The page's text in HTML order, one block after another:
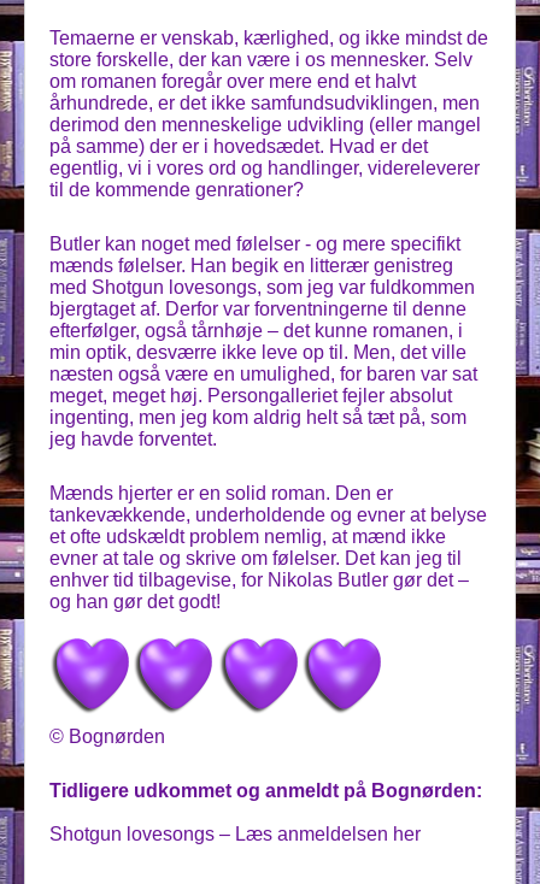
Temaerne er venskab, kærlighed, og ikke mindst de
store forskelle, der kan være i os mennesker. Selv
om romanen foregår over mere end et halvt
århundrede, er det ikke samfundsudviklingen, men
derimod den menneskelige udvikling (eller mangel
på samme) der er i hovedsædet. Hvad er det
egentlig, vi i vores ord og handlinger, videreleverer
til de kommende genrationer?
Butler kan noget med følelser - og mere specifikt
mænds følelser. Han begik en litterær genistreg
med Shotgun lovesongs, som jeg var fuldkommen
bjergtaget af. Derfor var forventningerne til denne
efterfølger, også tårnhøje – det kunne romanen, i
min optik, desværre ikke leve op til. Men, det ville
næsten også være en umulighed, for baren var sat
meget, meget høj. Persongalleriet fejler absolut
ingenting, men jeg kom aldrig helt så tæt på, som
jeg havde forventet.
Mænds hjerter er en solid roman. Den er
tankevækkende, underholdende og evner at belyse
et ofte udskældt problem nemlig, at mænd ikke
evner at tale og skrive om følelser. Det kan jeg til
enhver tid tilbagevise, for Nikolas Butler gør det –
og han gør det godt!
© Bognørden
Tidligere udkommet og anmeldt på Bognørden:
Shotgun lovesongs – Læs anmeldelsen her